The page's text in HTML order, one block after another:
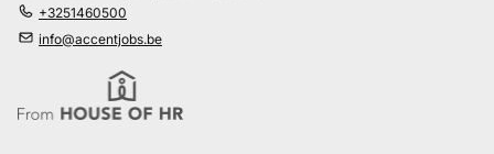
+3251460500
info@accentjobs.be